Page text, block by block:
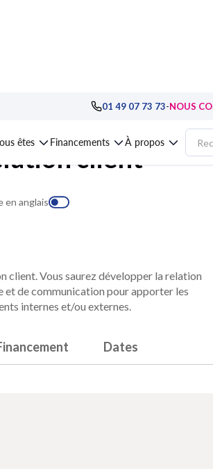
01 49 07 73 73-NOUS
êtes Financements À propos
direction d'équipe et d'agence Formation
client
en anglais
client. Vous saurez développer la relation
de communication pour apporter les
internes et/ou externes.
Dates